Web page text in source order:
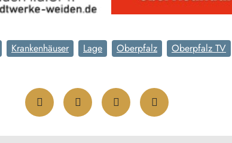
Krankenhäuser Lage Oberpfalz Oberpfalz TV